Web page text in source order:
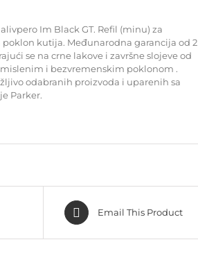
Im Black GT. Refil (minu) za
kutija. Međunarodna garancija od 2
se na crne lakove i završne slojeve od
i bezvremenskim poklonom .
odabranih proizvoda i uparenih sa
Parker.
Email This Product